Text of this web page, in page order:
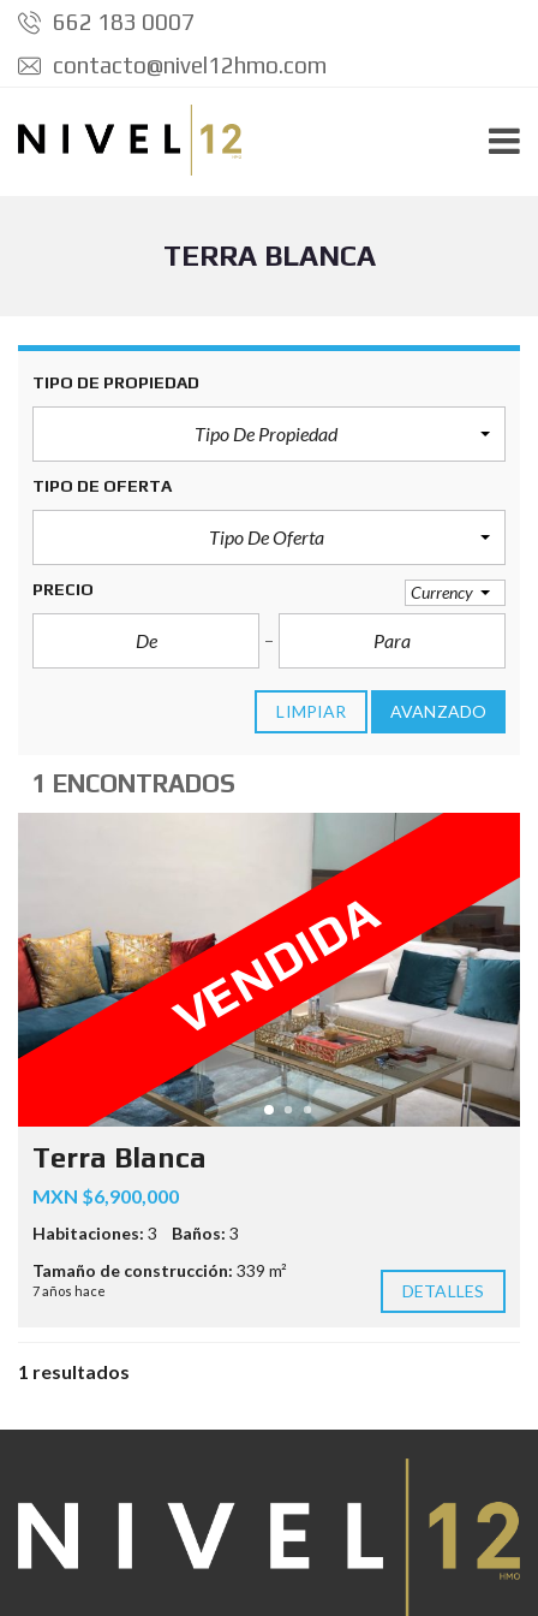
662 183 0007
contacto@nivel12hmo.com
TERRA BLANCA
TIPO DE PROPIEDAD
Tipo De Propiedad
TIPO DE OFERTA
Tipo De Oferta
PRECIO Currency
LIMPIAR AVANZADO
1 ENCONTRADOS
VENDIDA
Terra Blanca
MXN $6,900,000
Habitaciones: 3 Baños: 3
Tamaño de construcción: 339 m²
7 años hace DETALLES
1 resultados